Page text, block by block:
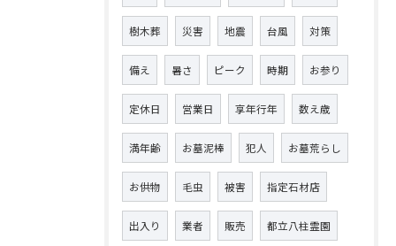
樹木葬 災害 地震 台風 対策
備え 暑さ ピーク 時期 お参り
定休日 営業日 享年行年 数え歳
満年齢 お墓泥棒 犯人 お墓荒らし
お供物 毛虫 被害 指定石材店
出入り 業者 販売 都立八柱霊園